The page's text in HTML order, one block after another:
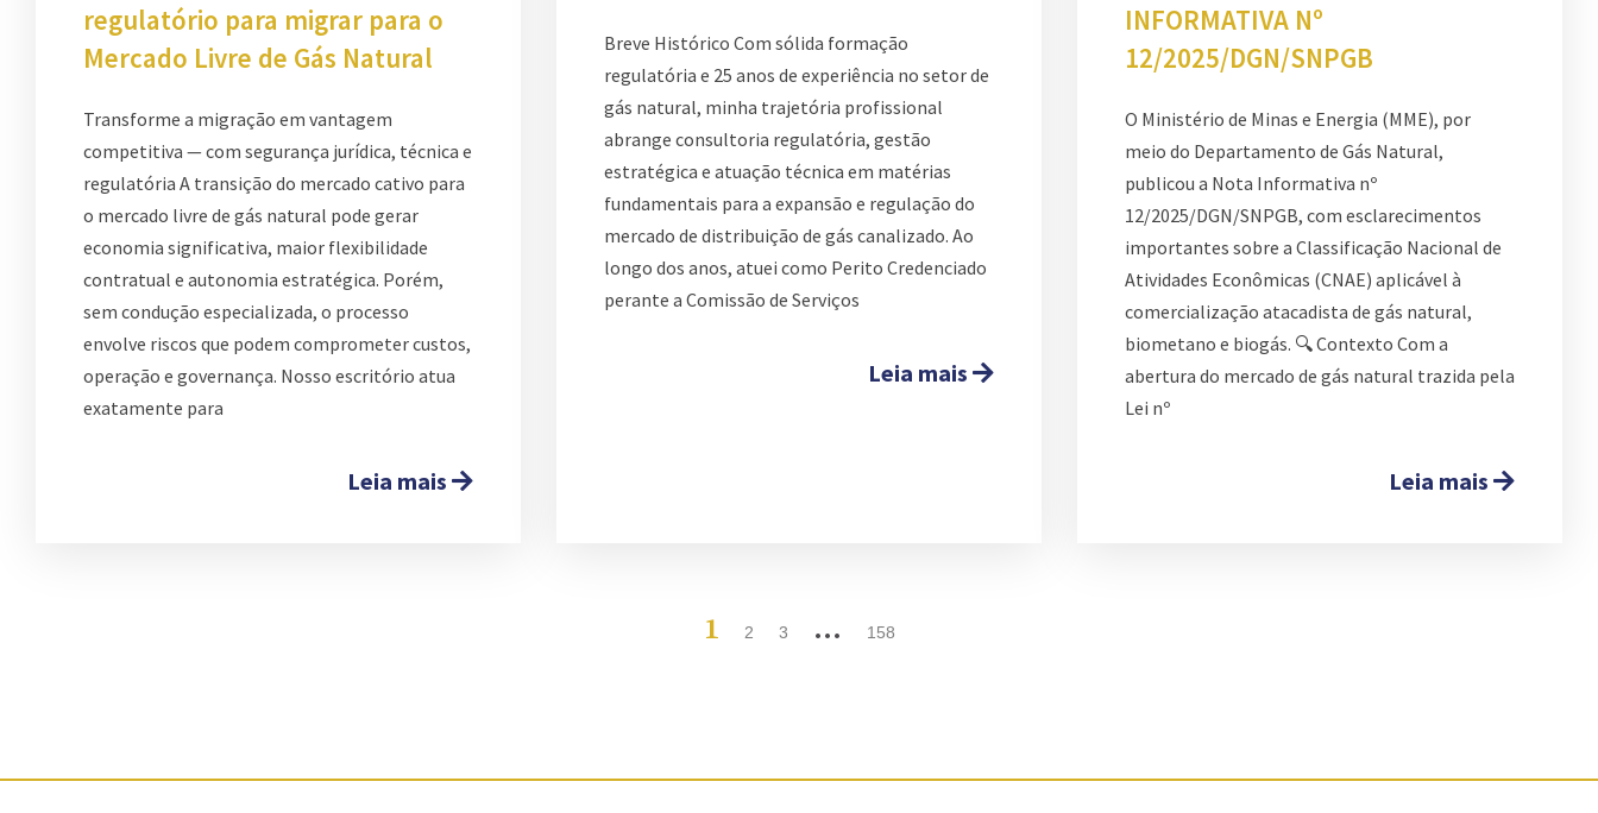
regulatório para migrar para o
Mercado Livre de Gás Natural
Transforme a migração em vantagem
competitiva — com segurança jurídica, técnica e
regulatória A transição do mercado cativo para
o mercado livre de gás natural pode gerar
economia significativa, maior flexibilidade
contratual e autonomia estratégica. Porém,
sem condução especializada, o processo
envolve riscos que podem comprometer custos,
operação e governança. Nosso escritório atua
exatamente para
Leia mais
Breve Histórico Com sólida formação
regulatória e 25 anos de experiência no setor de
gás natural, minha trajetória profissional
abrange consultoria regulatória, gestão
estratégica e atuação técnica em matérias
fundamentais para a expansão e regulação do
mercado de distribuição de gás canalizado. Ao
longo dos anos, atuei como Perito Credenciado
perante a Comissão de Serviços
Leia mais
INFORMATIVA Nº
12/2025/DGN/SNPGB
O Ministério de Minas e Energia (MME), por
meio do Departamento de Gás Natural,
publicou a Nota Informativa nº
12/2025/DGN/SNPGB, com esclarecimentos
importantes sobre a Classificação Nacional de
Atividades Econômicas (CNAE) aplicável à
comercialização atacadista de gás natural,
biometano e biogás. 🔍 Contexto Com a
abertura do mercado de gás natural trazida pela
Lei nº
Leia mais
1 2 3 … 158